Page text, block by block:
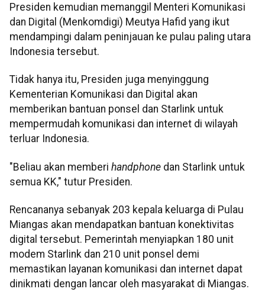
Presiden kemudian memanggil Menteri Komunikasi
dan Digital (Menkomdigi) Meutya Hafid yang ikut
mendampingi dalam peninjauan ke pulau paling utara
Indonesia tersebut.
Tidak hanya itu, Presiden juga menyinggung
Kementerian Komunikasi dan Digital akan
memberikan bantuan ponsel dan Starlink untuk
mempermudah komunikasi dan internet di wilayah
terluar Indonesia.
"Beliau akan memberi handphone dan Starlink untuk
semua KK," tutur Presiden.
Rencananya sebanyak 203 kepala keluarga di Pulau
Miangas akan mendapatkan bantuan konektivitas
digital tersebut. Pemerintah menyiapkan 180 unit
modem Starlink dan 210 unit ponsel demi
memastikan layanan komunikasi dan internet dapat
dinikmati dengan lancar oleh masyarakat di Miangas.